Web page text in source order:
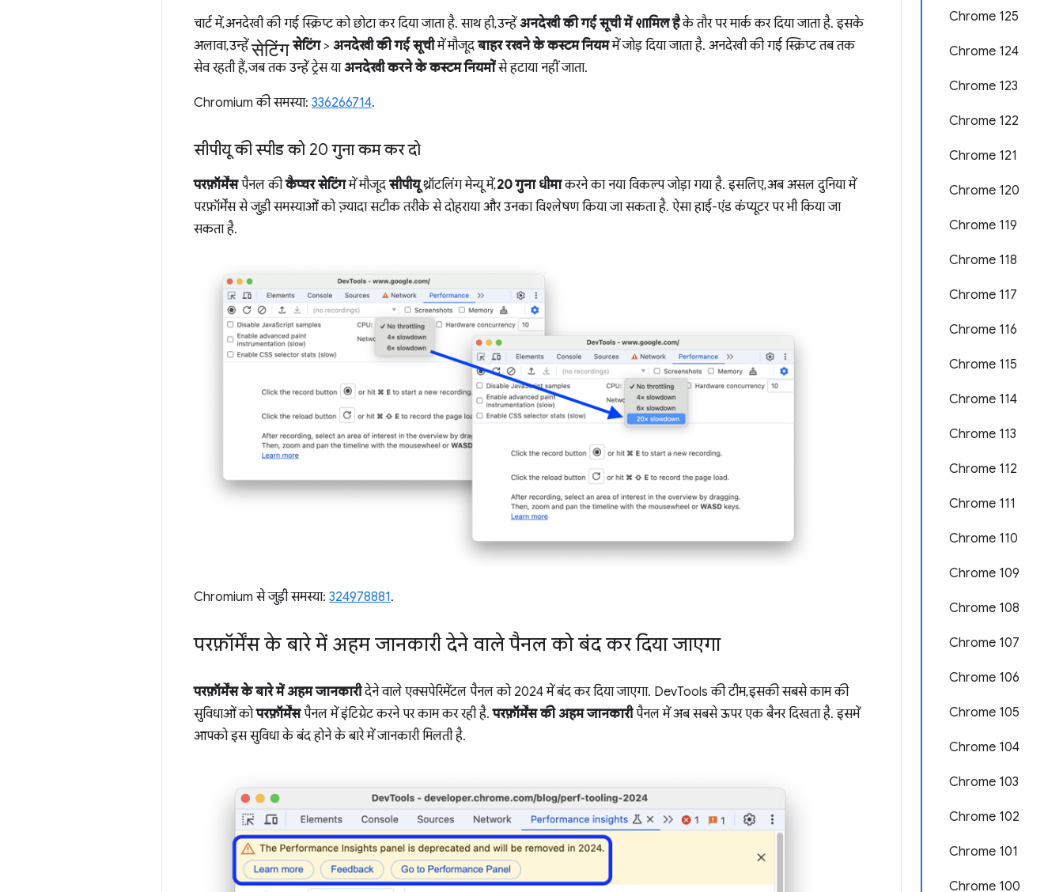
Chrome 125
Chrome 124
Chrome 123
Chrome 122
Chrome 121
Chrome 120
Chrome 119
Chrome 118
Chrome 117
Chrome 116
Chrome 115
Chrome 114
Chrome 113
Chrome 112
Chrome 111
Chrome 110
Chrome 109
Chrome 108
Chrome 107
Chrome 106
Chrome 105
Chrome 104
Chrome 103
Chrome 102
Chrome 101
Chrome 100
चार्ट में, अनदेखी की गई स्क्रिप्ट को छोटा कर दिया जाता है. साथ ही, उन्हें अनदेखी की गई सूची में शामिल हैके तौर पर मार्क कर दिया जाता है. इसके
अलावा, उन्हेंसेटिंग सेटिंग> अनदेखी की गई सूचीमें मौजूदबाहर रखने के कस्टम नियममें जोड़ दिया जाता है. अनदेखी की गई स्क्रिप्ट तब तक
सेव रहती हैं, जब तक उन्हें ट्रेस याअनदेखी करने के कस्टम नियमोंसे हटाया नहीं जाता.
Chromium की समस्या: 336266714.
सीपीयू की स्पीड को 20 गुना कम कर दो
परफ़ॉर्मेंसपैनल कीकैप्चर सेटिंगमें मौजूद सीपीयूथ्रॉटलिंग मेन्यू में,20 गुना धीमाकरने का नया विकल्प जोड़ा गया है. इसलिए, अब असल दुनिया में
परफ़ॉर्मेंस से जुड़ी समस्याओं को ज़्यादा सटीक तरीके से दोहराया और उनका विश्लेषण किया जा सकता है. ऐसा हाई-एंड कंप्यूटर पर भी किया जा
सकता है.
Chromium से जुड़ी समस्या: 324978881.
परफ़ॉर्मेंस के बारे में अहम जानकारी देने वाले पैनल को बंद कर दिया जाएगा
परफ़ॉर्मेंस के बारे में अहम जानकारीदेने वाले एक्सपेरिमेंटल पैनल को 2024 में बंद कर दिया जाएगा. DevTools की टीम, इसकी सबसे काम की
सुविधाओं कोपरफ़ॉर्मेंसपैनल में इंटिग्रेट करने पर काम कर रही है.परफ़ॉर्मेंस की अहम जानकारीपैनल में अब सबसे ऊपर एक बैनर दिखता है. इसमें
आपको इस सुविधा के बंद होने के बारे में जानकारी मिलती है.